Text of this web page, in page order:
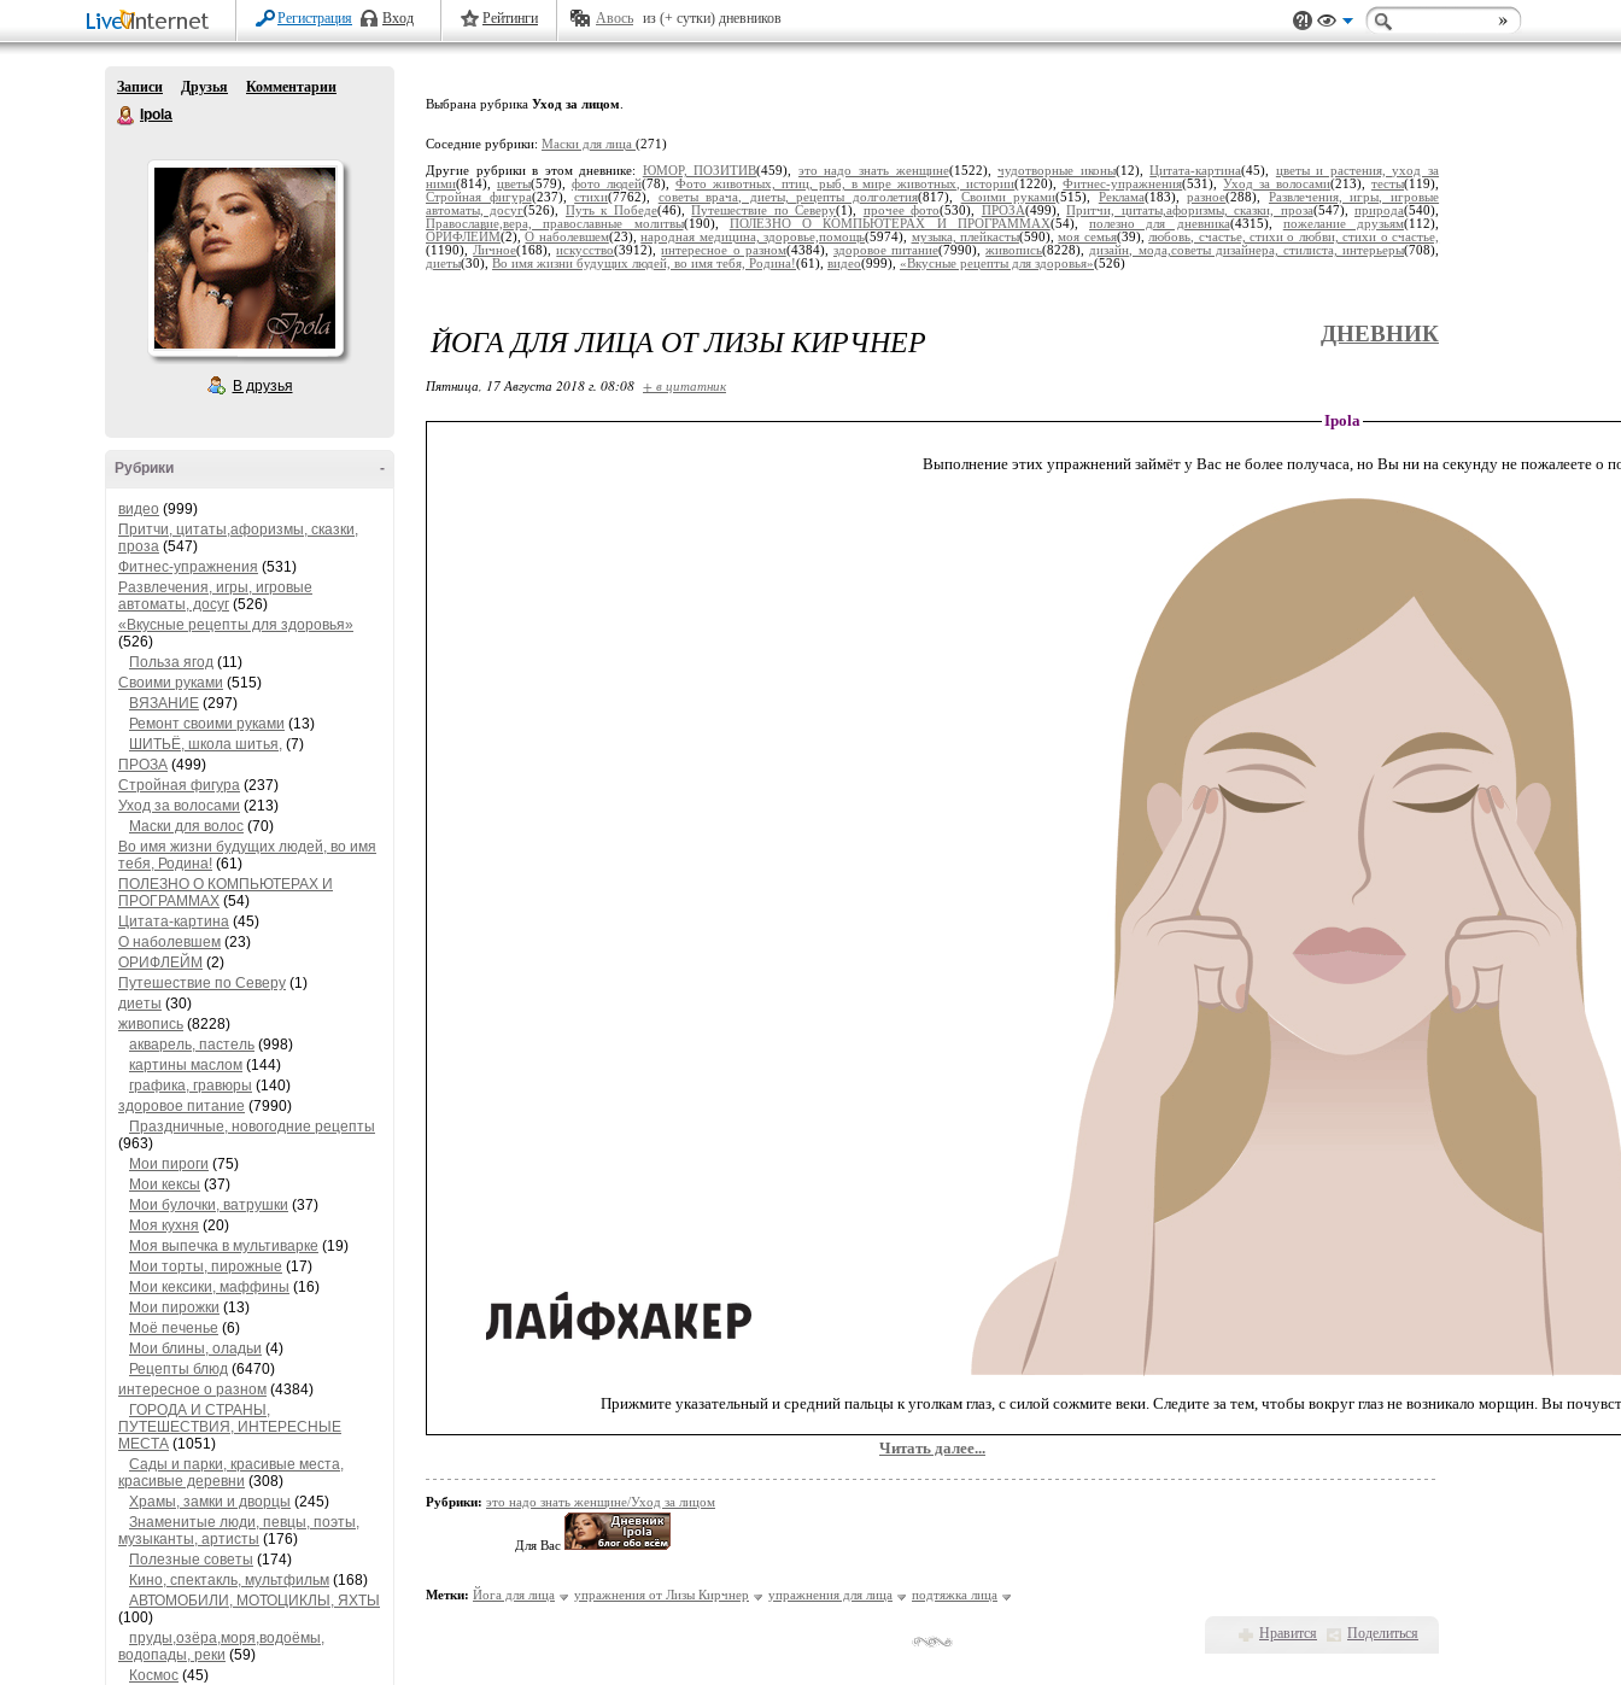
Регистрация Вход Рейтинги Авось из (+ сутки) дневников
Записи Друзья
Комментарии
Ipola
В друзья
-
Рубрики
видео (999)
Притчи, цитаты,афоризмы, сказки,
проза (547)
Фитнес-упражнения (531)
Развлечения, игры, игровые
автоматы, досуг (526)
«Вкусные рецепты для здоровья»
(526)
Польза ягод (11)
Своими руками (515)
ВЯЗАНИЕ (297)
Ремонт своими руками (13)
ШИТЬЁ, школа шитья, (7)
ПРОЗА (499)
Стройная фигура (237)
Уход за волосами (213)
Маски для волос (70)
Во имя жизни будущих людей, во имя
тебя, Родина! (61)
ПОЛЕЗНО О КОМПЬЮТЕРАХ И
ПРОГРАММАХ (54)
Цитата-картина (45)
О наболевшем (23)
ОРИФЛЕЙМ (2)
Путешествие по Северу (1)
диеты (30)
живопись (8228)
акварель, пастель (998)
картины маслом (144)
графика, гравюры (140)
здоровое питание (7990)
Праздничные, новогодние рецепты
(963)
Мои пироги (75)
Мои кексы (37)
Мои булочки, ватрушки (37)
Моя кухня (20)
Моя выпечка в мультиварке (19)
Мои торты, пирожные (17)
Мои кексики, маффины (16)
Мои пирожки (13)
Моё печенье (6)
Мои блины, оладьи (4)
Рецепты блюд (6470)
интересное о разном (4384)
ГОРОДА И СТРАНЫ,
ПУТЕШЕСТВИЯ, ИНТЕРЕСНЫЕ
МЕСТА (1051)
Сады и парки, красивые места,
красивые деревни (308)
Храмы, замки и дворцы (245)
Знаменитые люди, певцы, поэты,
музыканты, артисты (176)
Полезные советы (174)
Кино, спектакль, мультфильм (168)
АВТОМОБИЛИ, МОТОЦИКЛЫ, ЯХТЫ
(100)
пруды,озёра,моря,водоёмы,
водопады, реки (59)
Космос (45)
Выбрана рубрика Уход за лицом
Соседние рубрики: Маски для лица (271)
Другие рубрики в этом дневнике: ЮМОР, ПОЗИТИВ(459), это надо знать женщине(1522),чудотворные иконы(12),Цитата-картина(45), цветы и растения, уход за
ними(814), цветы(579), фото людей(78), Фото животных, птиц, рыб, в мире животных, истории(1220),Фитнес-упражнения(531),Уход за волосами(213), тесты(119),
Стройная фигура(237),стихи(7762), советы врача, диеты, рецепты долголетия(817), Своими руками(515), Реклама(183),разное(288), Развлечения, игры, игровые
автоматы, досуг(526), Путь к Победе(46),Путешествие по Северу(1), прочее фото(530), ПРОЗА(499),Притчи, цитаты,афоризмы, сказки, проза(547),природа(540),
Православие,вера, православные молитвы(190), ПОЛЕЗНО О КОМПЬЮТЕРАХ И ПРОГРАММАХ(54), полезно для дневника(4315), пожелание друзьям(112),
ОРИФЛЕЙМ(2),О наболевшем(23),народная медицина, здоровье,помощь(5974), музыка, плейкасты(590),моя семья(39), любовь, счастье, стихи о любви, стихи о счастье,
(1190), Личное(168),искусство(3912),интересное о разном(4384), здоровое питание(7990),живопись(8228), дизайн, мода,советы дизайнера, стилиста, интерьеры(708),
диеты(30), Во имя жизни будущих людей, во имя тебя, Родина!(61), видео(999), «Вкусные рецепты для здоровья»(526)
Нравится Поделиться
ЙОГА ДЛЯ ЛИЦА ОТ ЛИЗЫ КИРЧНЕР ДНЕВНИК
Пятница, 17 Августа 2018 г. 08:08 + в цитатник
Ipola
Выполнение этих упражнений займёт у Вас не более получаса, но Вы ни на секунду не пожалеете о
Прижмите указательный и средний пальцы к уголкам глаз, с силой сожмите веки. Следите за тем, чтобы вокруг глаз не возникало морщин. Вы
Читать далее...
Рубрики: это надо знать женщине/Уход за лицом
Для Вас
Метки: Йога для лица упражнения от Лизы Кирчнер упражнения для лица подтяжка лица